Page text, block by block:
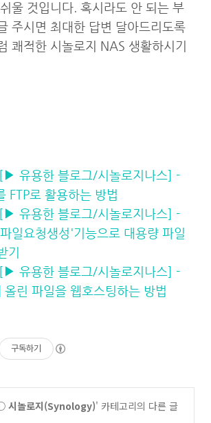
울 것입니다. 혹시라도 안 되는 부
주시면 최대한 답변 달아드리도록
쾌적한 시놀로지 NAS 생활하시기
유용한 블로그/시놀로지나스] -
FTP로 활용하는 방법
유용한 블로그/시놀로지나스] -
일요청생성'기능으로 대용량 파일
기
유용한 블로그/시놀로지나스] -
올린 파일을 웹호스팅하는 방법
구독하기
시놀로지(Synology)' 카테고리의 다른 글